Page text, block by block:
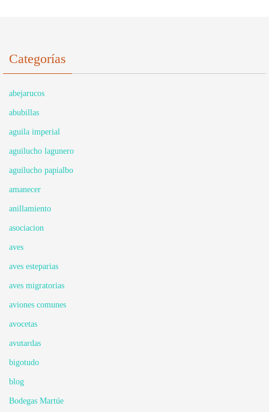
Categorías
abejarucos
abubillas
aguila imperial
aguilucho lagunero
aguilucho papialbo
amanecer
anillamiento
asociacion
aves
aves esteparias
aves migratorias
aviones comunes
avocetas
avutardas
bigotudo
blog
Bodegas Martúe